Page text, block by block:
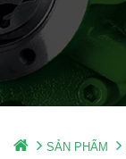
SẢN PHẨM